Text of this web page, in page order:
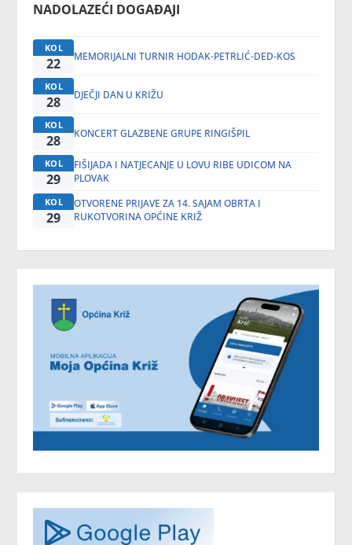
NADOLAZEĆI DOGAĐAJI
KOL
22 MEMORIJALNI TURNIR HODAK-PETRLIĆ-DED-KOS
KOL
28 DJEČJI DAN U KRIŽU
KOL
28 KONCERT GLAZBENE GRUPE RINGIŠPIL
KOL
29
FIŠIJADA I NATJECANJE U LOVU RIBE UDICOM NA
PLOVAK
KOL
29
OTVORENE PRIJAVE ZA 14. SAJAM OBRTA I
RUKOTVORINA OPĆINE KRIŽ